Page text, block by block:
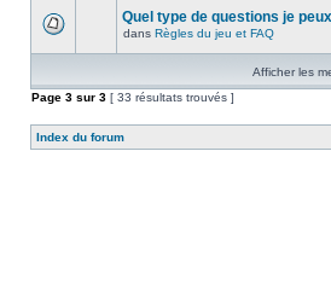
Quel type de questions je
dans Règles du jeu et FAQ
Afficher les
Page 3 sur 3 [ 33 résultats trouvés ]
Index du forum